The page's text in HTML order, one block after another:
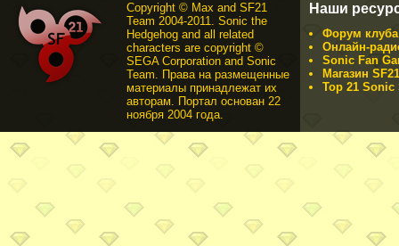
Copyright © Max and SF21
Team 2004-2011. Sonic the
Hedgehog and all related
characters are copyright ©
SEGA Corporation and Sonic
Team. Права на размещенные
материалы принадлежат их
авторам. Портал основан 22
ноября 2004 года.
Наши
Форум
Онлайн-
Sonic Fan
Магазин
Top 21 Sonic